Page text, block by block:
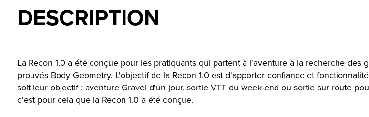
DESCRIPTION
La Recon 1.0 a été conçue pour les pratiquants qui partent à l'aventure à la recherche
prouvés Body Geometry. L'objectif de la Recon 1.0 est d'apporter confiance et
soit leur objectif : aventure Gravel d'un jour, sortie VTT du week-end ou sortie sur route
c'est pour cela que la Recon 1.0 a été conçue.